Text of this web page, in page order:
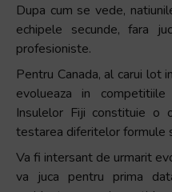
Dupa cum se vede,
echipele secunde, fara
profesioniste.
Pentru Canada, al carui lot
evolueaza in
Insulelor Fiji constituie o
testarea diferitelor formule
Va fi intersant de urmarit
va juca pentru prima